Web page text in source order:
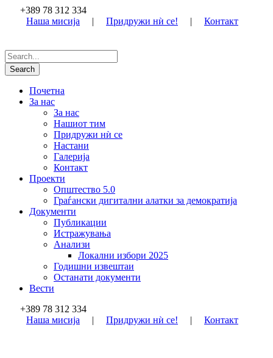
+389 78 312 334
Наша мисија
| Придружи нѝ се! | Контакт
Почетна
За нас
За нас
Нашиот тим
Придружи нѝ се
Настани
Галерија
Контакт
Проекти
Општество 5.0
Граѓански дигитални алатки за демократија
Документи
Публикации
Истражувања
Анализи
Локални избори 2025
Годишни извештаи
Останати документи
Вести
+389 78 312 334
Наша мисија
| Придружи нѝ се! | Контакт